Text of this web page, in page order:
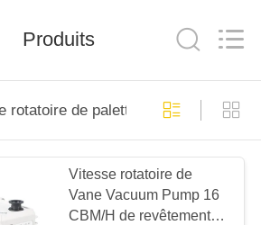
à vide
de palette
Produits
rotatoire de palette
Vitesse rotatoire de
Vane Vacuum Pump 16
CBM/H de revêtement